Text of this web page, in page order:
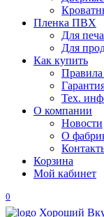
Пленка ПВХ
Для
Для
Как купить
Тех.
О компании
Новости
О
Корзина
Мой кабинет
0